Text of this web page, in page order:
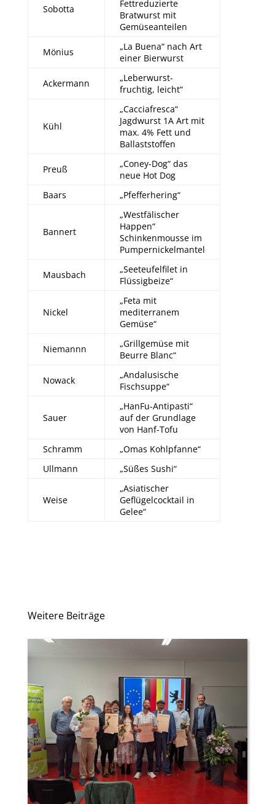
Sobotta
Fettreduzierte
Bratwurst mit
Gemüseanteilen
Mönius
„La Buena“ nach Art
einer Bierwurst
Ackermann
„Leberwurst-
fruchtig, leicht“
Kühl
„Cacciafresca“
Jagdwurst 1A Art mit
max. 4% Fett und
Ballaststoffen
Preuß
„Coney-Dog“ das
neue Hot Dog
Baars
„Pfefferhering“
Bannert
„Westfälischer
Happen“
Schinkenmousse im
Pumpernickelmantel
Mausbach
„Seeteufelfilet in
Flüssigbeize“
Nickel
„Feta mit
mediterranem
Gemüse“
Niemannn
„Grillgemüse mit
Beurre Blanc“
Nowack
„Andalusische
Fischsuppe“
Sauer
„HanFu-Antipasti“
auf der Grundlage
von Hanf-Tofu
Schramm
„Omas Kohlpfanne“
Ullmann
„Süßes Sushi“
Weise
„Asiatischer
Geflügelcocktail in
Gelee“
Weitere Beiträge